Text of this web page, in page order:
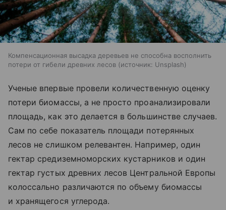
Компенсационная высадка деревьев не способна восполнить
потери от гибели древних лесов
источник: Unsplash
Ученые впервые провели количественную оценку
потери биомассы, а не просто проанализировали
площадь, как это делается в большинстве случаев.
Сам по себе показатель площади потерянных
лесов не слишком релевантен. Например, один
гектар средиземноморских кустарников и один
гектар густых древних лесов Центральной Европы
колоссально различаются по объему биомассы
и хранящегося углерода.